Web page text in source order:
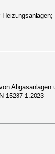
Heizungsanlagen;
Abgasanlagen
15287-1:2023